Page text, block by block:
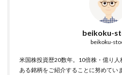
beikoku-
beikoku-
米国株投資歴20数年。10倍株・億り
ある銘柄をご紹介することに努めてい